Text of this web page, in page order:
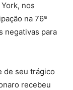
nos
na 76ª
negativas para
de seu trágico
recebeu